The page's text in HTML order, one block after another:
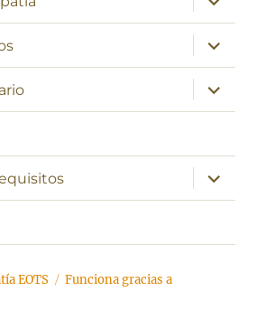
dorsal
en
técnica
de
«doble
el
menú
inferior
expande
el
menú
inferior
expande
el
menú
expande
el
menú
EOTS
Funciona gracias a